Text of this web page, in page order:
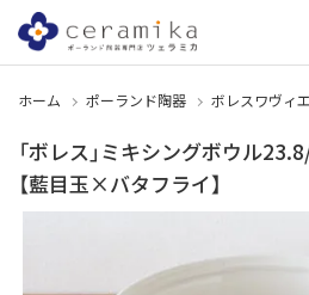
ホーム ポーランド陶器 ボレスワヴィ
「ボレス」ミキシングボウル
【藍目玉×バタフライ】